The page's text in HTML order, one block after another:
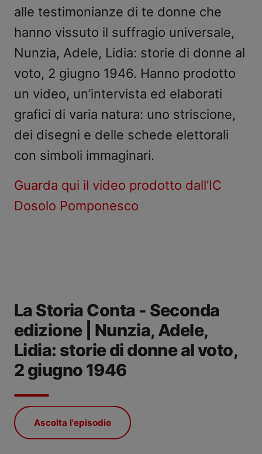
alle testimonianze di te donne che
hanno vissuto il suffragio universale,
Nunzia, Adele, Lidia: storie di donne al
voto, 2 giugno 1946. Hanno prodotto
un video, un’intervista ed elaborati
grafici di varia natura: uno striscione,
dei disegni e delle schede elettorali
con simboli immaginari.
Guarda qui il video prodotto dall’IC
Dosolo Pomponesco
La Storia Conta - Seconda
edizione | Nunzia, Adele,
Lidia: storie di donne al voto,
2 giugno 1946
Ascolta l'episodio